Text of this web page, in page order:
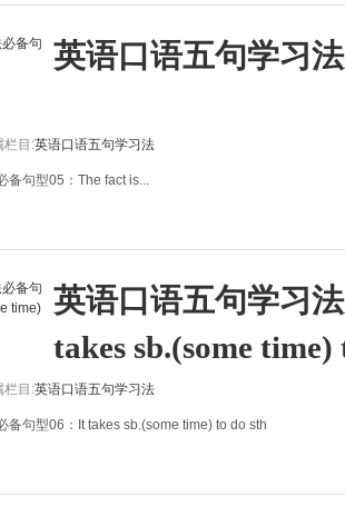
”很多人会不假思索地说成“I just thought of a good
英语口语五句学习
栏目:英语口语五句学习法
备句型05：The fact is...
fact is&hellip;/The truth is&hellip;后面加句子的句型的
英语口语五句学习
takes sb.(some time)
栏目:英语口语五句学习法
备句型06：It takes sb.(some time) to do sth
某事